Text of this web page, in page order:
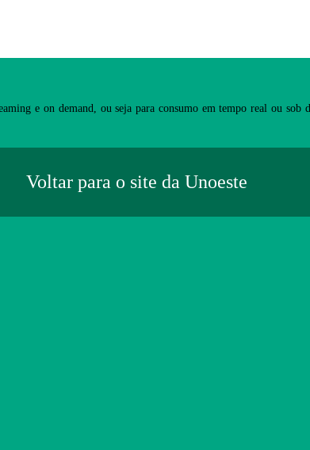
e on demand, ou seja para consumo em tempo real ou
Voltar para o site da Unoeste